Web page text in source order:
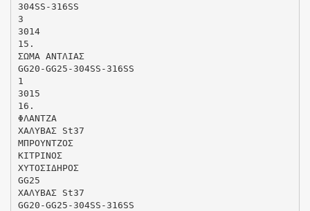
304SS-316SS
3
3014
15.
ΣΩΜΑ ΑΝΤΛΙΑΣ
GG20-GG25-304SS-316SS
1
3015
16.
ΦΛΑΝΤΖΑ
ΧΑΛΥΒΑΣ St37
MΠΡΟΥΝΤΖΟΣ
ΚΙΤΡΙΝΟΣ
ΧΥΤΟΣΙΔΗΡΟΣ
GG25
ΧΑΛΥΒΑΣ St37
GG20-GG25-304SS-316SS